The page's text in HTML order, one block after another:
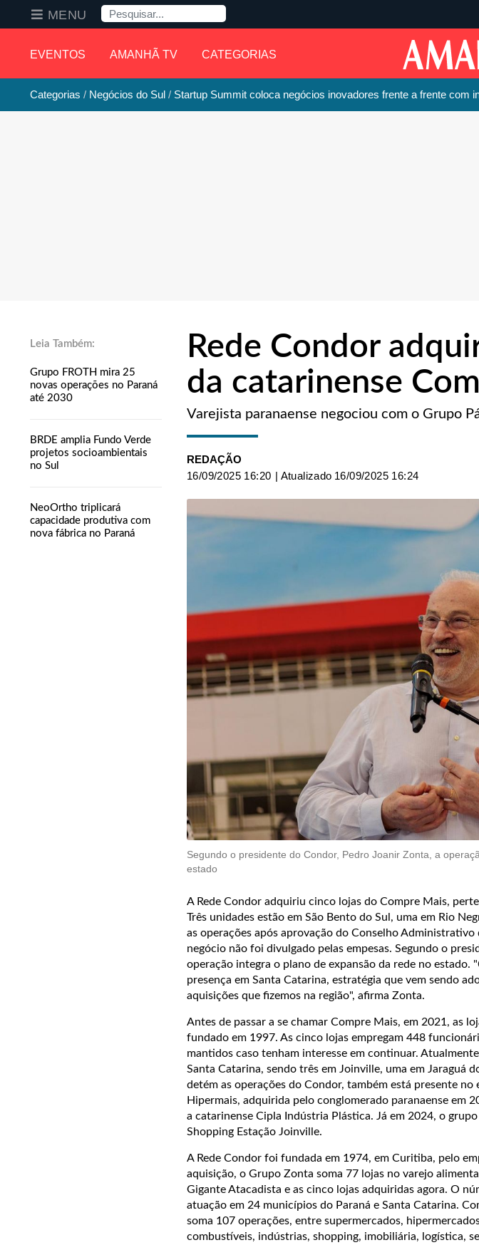
EVENTOS AMANHÃ TV CATEGORIAS
MENU Pesquisa
Categorias Negócios do Sul Startup Summit coloca negócios inovadores frente a frente com
Grupo FROTH mira 25
novas operações no Paraná
até 2030
BRDE amplia Fundo Verde
projetos socioambientais
no Sul
NeoOrtho triplicará
capacidade produtiva com
nova fábrica no Paraná
Rede Condor
da catarinense
Varejista paranaense negociou com o Grupo
REDAÇÃO
16/09/2025 16:20 | Atualizado 16/09/2025 16:24
Segundo o presidente do Condor, Pedro Joanir Zonta, a
estado
A Rede Condor adquiriu cinco lojas do Compre Mais,
Três unidades estão em São Bento do Sul, uma em Rio
as operações após aprovação do Conselho
negócio não foi divulgado pelas empesas. Segundo o
operação integra o plano de expansão da rede no estado.
presença em Santa Catarina, estratégia que vem sendo
aquisições que fizemos na região", afirma Zonta.
Antes de passar a se chamar Compre Mais, em 2021, as
fundado em 1997. As cinco lojas empregam 448
mantidos caso tenham interesse em continuar.
Santa Catarina, sendo três em Joinville, uma em Jaraguá
detém as operações do Condor, também está presente
Hipermais, adquirida pelo conglomerado paranaense em
a catarinense Cipla Indústria Plástica. Já em 2024, o
Shopping Estação Joinville.
A Rede Condor foi fundada em 1974, em Curitiba, pelo
aquisição, o Grupo Zonta soma 77 lojas no varejo
Gigante Atacadista e as cinco lojas adquiridas agora. O
atuação em 24 municípios do Paraná e Santa Catarina.
soma 107 operações, entre supermercados,
combustíveis, indústrias, shopping, imobiliária, logística,